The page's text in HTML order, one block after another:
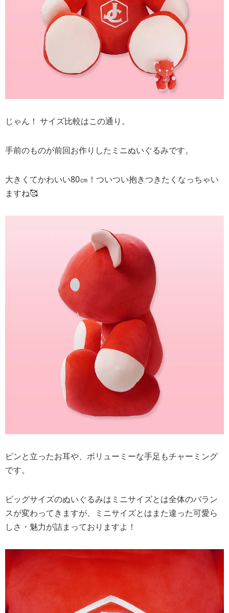
じゃん！ サイズ比較はこの通り。
手前のものが前回お作りしたミニぬいぐるみです。
大きくてかわいい80㎝！ついつい抱きつきたくなっちゃい
ますね🥰
ピンと立ったお耳や、ボリューミーな手足もチャーミング
です。
ビッグサイズのぬいぐるみはミニサイズとは全体のバラン
スが変わってきますが、ミニサイズとはまた違った可愛ら
しさ・魅力が詰まっておりますよ！